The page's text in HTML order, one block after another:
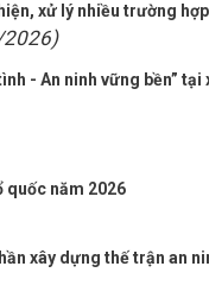
xử lý nhiều trường hợp
- An ninh vững bền” tại
quốc năm 2026
xây dựng thế trận an